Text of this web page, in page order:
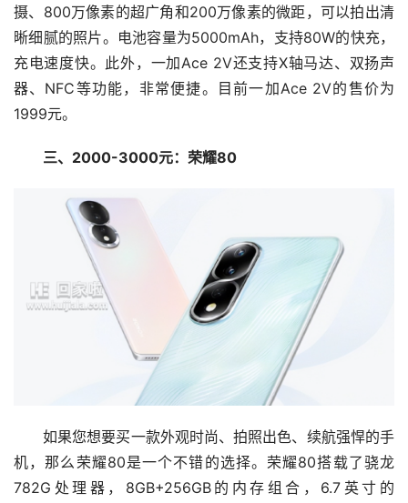
摄、800万像素的超广角和200万像素的微距，可以拍出清
晰细腻的照片。电池容量为5000mAh，支持80W的快充，
充电速度快。此外，一加Ace 2V还支持X轴马达、双扬声
器、NFC等功能，非常便捷。目前一加Ace 2V的售价为
1999元。
三、2000-3000元：荣耀80
如果您想要买一款外观时尚、拍照出色、续航强悍的手
机，那么荣耀80是一个不错的选择。荣耀80搭载了骁龙
782G处理器，8GB+256GB的内存组合，6.7英寸的